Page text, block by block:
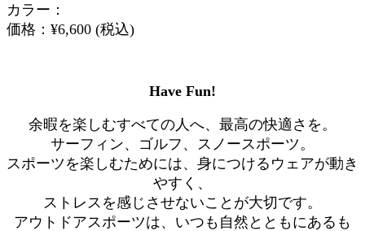
カラー：
価格：¥6,600 (税込)
Have Fun!
余暇を楽しむすべての人へ、最高の快適さを。
サーフィン、ゴルフ、スノースポーツ。
スポーツを楽しむためには、身につけるウェアが動き
やすく、
ストレスを感じさせないことが大切です。
アウトドアスポーツは、いつも自然とともにあるも